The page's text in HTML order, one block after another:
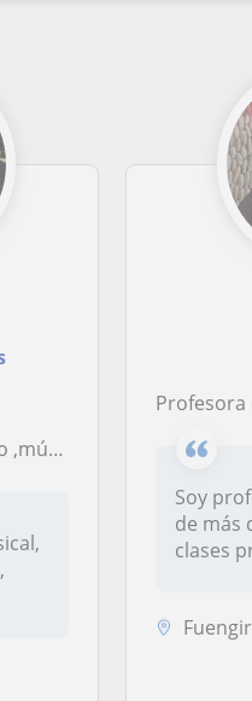
canto
Profesora de Piano,
Soy
de más
clases
Fuengirola,